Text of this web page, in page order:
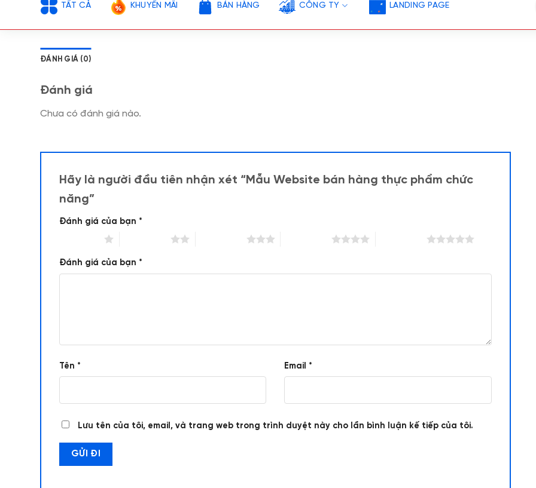
TẤT CẢ KHUYẾN MÃI BÁN HÀNG CÔNG TY LANDING PAGE
ĐÁNH GIÁ (0)
Đánh giá
Chưa có đánh giá nào.
Hãy là người đầu tiên nhận xét “Mẫu Website bán hàng thực phẩm chức
năng”
Đánh giá của bạn *
Đánh giá của bạn *
Tên * Email *
Lưu tên của tôi, email, và trang web trong trình duyệt này cho lần bình luận kế tiếp của tôi.